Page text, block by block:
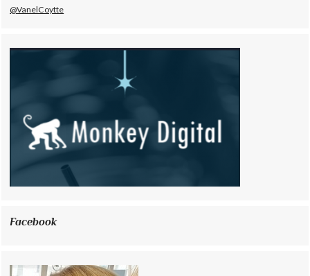
@VanelCoytte
Facebook